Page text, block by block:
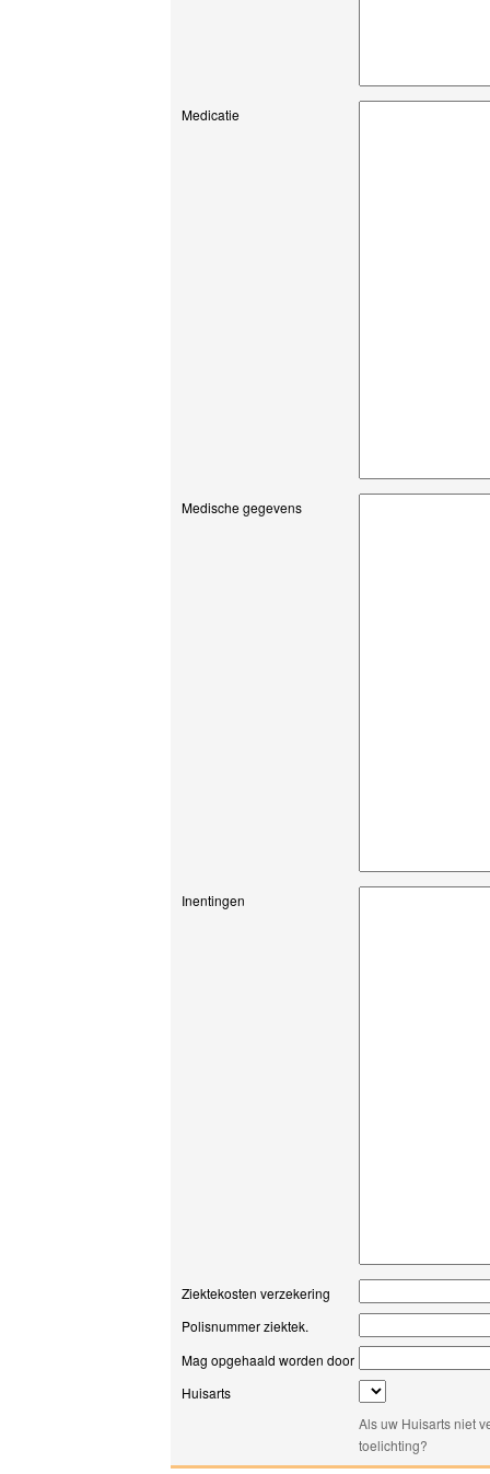
Medicatie
Medische gegevens
Inentingen
Ziektekosten verzekering
Polisnummer ziektek.
Mag opgehaald worden door
Huisarts
Als uw Huisarts niet
toelichting?